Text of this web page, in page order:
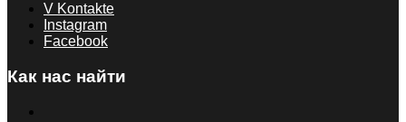
V Kontakte
Instagram
Facebook
Как нас найти